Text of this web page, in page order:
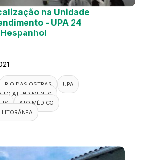
na Unidade
- UPA 24
RIO DAS OSTRAS
UPA
ATENDIMENTO
ATO MÉDICO